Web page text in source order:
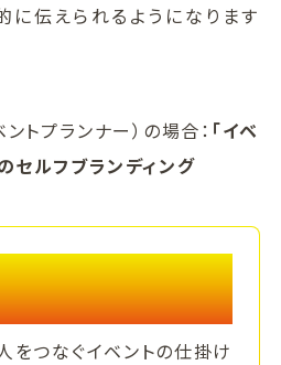
に伝えられるようになります
トプランナー）の場合： 「イベ
セルフブランディング
ングのヒント 例）イベン
人をつなぐイベントの仕掛け